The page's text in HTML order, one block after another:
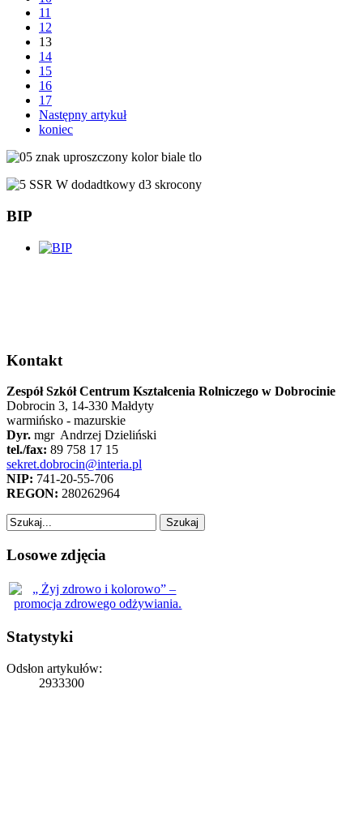
11
12
13
14
15
16
17
Następny artykuł
koniec
BIP
Kontakt
Zespół Szkół Centrum Kształcenia Rolniczego w Dobrocinie
Dobrocin 3, 14-330 Małdyty
warmińsko - mazurskie
Dyr. mgr Andrzej Dzieliński
tel./fax: 89 758 17 15
sekret.dobrocin@interia.pl
NIP: 741-20-55-706
REGON: 280262964
Losowe zdjęcia
Statystyki
Odsłon artykułów:
2933300